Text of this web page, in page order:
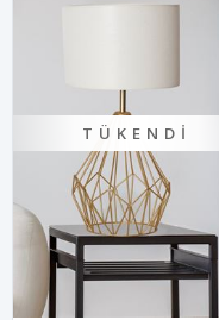
TÜKENDI
🚚 Hızlı teslimat yapılıyor!
💖 56,7B kişi favoriledi!